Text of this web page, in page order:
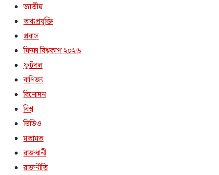
জাতীয়
তথ্যপ্রযুক্তি
প্রবাস
ফিফা বিশ্বকাপ ২০২৬
ফুটবল
বাণিজ্য
বিনোদন
বিশ্ব
ভিডিও
মতামত
রাজধানী
রাজনীতি